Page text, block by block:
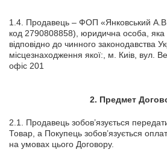
1.4. Продавець – ФОП «Янковський
код 2790808858), юридична особа, яка
відповідно до чинного законодавства
місцезнаходження якої:, м. Киів, вул.
офіс 201
2. Предмет
2.1. Продавець зобов’язується
Товар, а Покупець зобов’язується
на умовах цього Договору.